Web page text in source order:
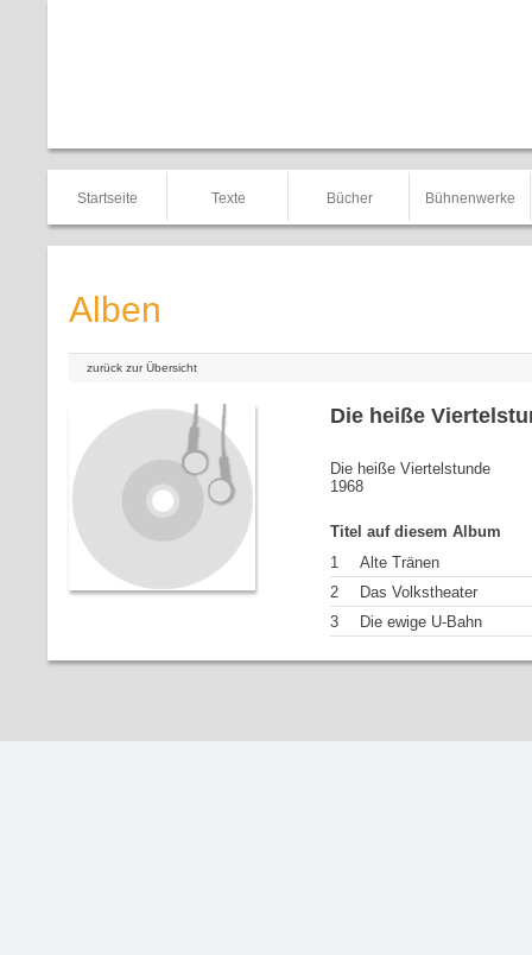
Startseite Texte Bücher Bühnenwerke
Alben
zurück zur Übersicht
Die heiße
Die heiße Viertelstunde
1968
Titel auf diesem Album
1
Alte Tränen
2
Das Volkstheater
3
Die ewige U-Bahn